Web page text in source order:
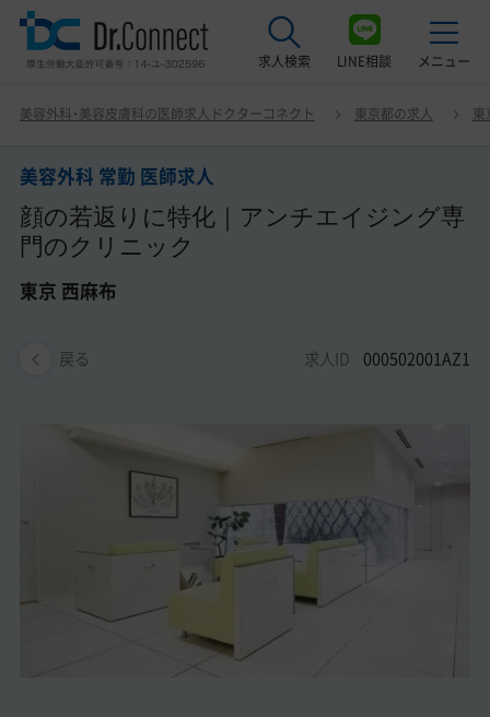
求人検索 LINE相談 メニュー
美容クリニック見学ご希望の方はこちら
サービス紹介
ドクターコネクトの強み
非常勤・アルバイト求人一覧
美容医療医師の転職お役立ちコンテンツ
美容クリニック見学・研修情報
美容外科・美容皮膚科の医師転職体験談
美容クリニックインタビュー
美容外科・美容皮膚科の医師求人ドクターコネクト 東京都の求人 東
美容外科 常勤 医師求人
顔の若返りに特化｜アンチエイジング専
門のクリニック
東京 西麻布
戻る 求人ID 000502001AZ1
美容外科 常勤 医師求人 顔の若返りに特化｜アンチエイジ
ング専門のクリニック 東京 西麻布